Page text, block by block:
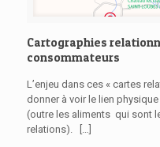
Cartographies
consommateurs
L’enjeu dans ces « cartes
donner à voir le lien
(outre les aliments qui sont
relations).